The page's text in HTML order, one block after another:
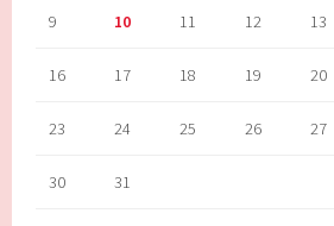
9 10 11 12 13
16 17 18 19 20
23 24 25 26 27
30 31